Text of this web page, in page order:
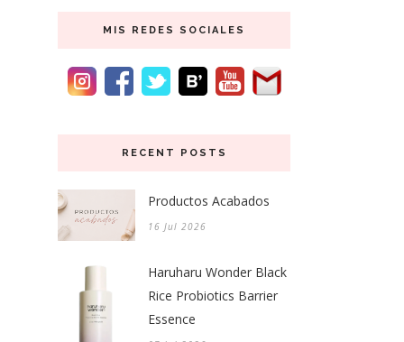
MIS REDES SOCIALES
RECENT POSTS
Productos Acabados
16 Jul 2026
Haruharu Wonder Black
Rice Probiotics Barrier
Essence